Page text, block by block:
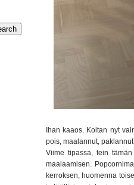
Ihan kaaos. Koitan nyt
pois, maalannut,
Viime tipassa, tein
maalaamisen.
kerroksen, huomenna